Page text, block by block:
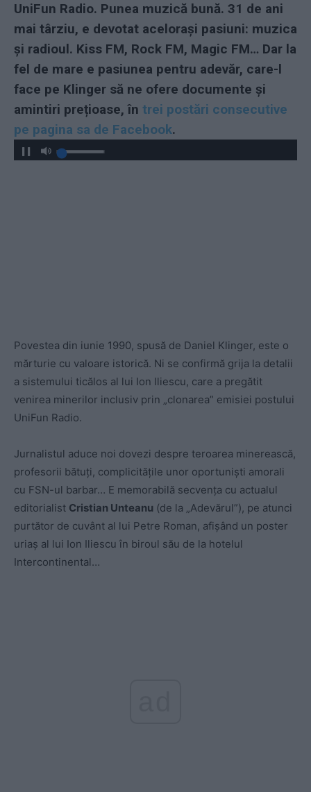
UniFun Radio. Punea muzică bună. 31 de ani
mai târziu, e devotat acelorași pasiuni: muzica
și radioul. Kiss FM, Rock FM, Magic FM… Dar la
fel de mare e pasiunea pentru adevăr, care-l
face pe Klinger să ne ofere documente și
amintiri prețioase, în trei postări consecutive
pe pagina sa de Facebook.
Povestea din iunie 1990, spusă de Daniel Klinger, este o
mărturie cu valoare istorică. Ni se confirmă grija la detalii
a sistemului ticălos al lui Ion Iliescu, care a pregătit
venirea minerilor inclusiv prin „clonarea” emisiei postului
UniFun Radio.
Jurnalistul aduce noi dovezi despre teroarea minerească,
profesorii bătuți, complicitățile unor oportuniști amorali
cu FSN-ul barbar… E memorabilă secvența cu actualul
editorialist Cristian Unteanu (de la „Adevărul”), pe atunci
purtător de cuvânt al lui Petre Roman, afișând un poster
uriaș al lui Ion Iliescu în biroul său de la hotelul
Intercontinental…